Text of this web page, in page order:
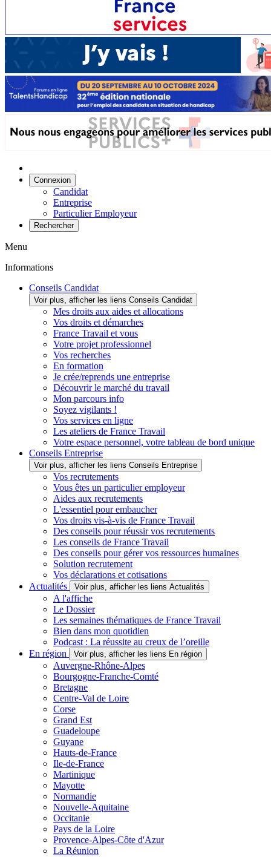
Connexion
Candidat
Entreprise
Particulier Employeur
Rechercher
Menu
Informations
Conseils Candidat
Voir plus, afficher les liens Conseils Candidat
Mes droits aux aides et allocations
Vos droits et démarches
France Travail et vous
Votre projet professionnel
Vos recherches
En formation
Je crée/reprends une entreprise
Découvrir le marché du travail
Mon parcours info
Soyez vigilants !
Vos services en ligne
Les ateliers de France Travail
Votre espace personnel, votre tableau de bord unique
Conseils Entreprise
Voir plus, afficher les liens Conseils Entreprise
Vos recrutements
Vous êtes un particulier employeur
Aides aux recrutements
L'essentiel pour embaucher
Vos droits vis-à-vis de France Travail
Des conseils pour réussir vos recrutements
Les conseils de France Travail
Des conseils pour gérer vos ressources humaines
Solution recrutement
Vos déclarations et cotisations
Actualités
Voir plus, afficher les liens Actualités
A l'affiche
Le Dossier
Les semaines thématiques de France Travail
Bien dans mon quotidien
Podcast : La réussite au creux de l’oreille
En région
Voir plus, afficher les liens En région
Auvergne-Rhône-Alpes
Bourgogne-Franche-Comté
Bretagne
Centre-Val de Loire
Corse
Grand Est
Guadeloupe
Guyane
Hauts-de-France
Ile-de-France
Martinique
Mayotte
Normandie
Nouvelle-Aquitaine
Occitanie
Pays de la Loire
Provence-Alpes-Côte d'Azur
La Réunion